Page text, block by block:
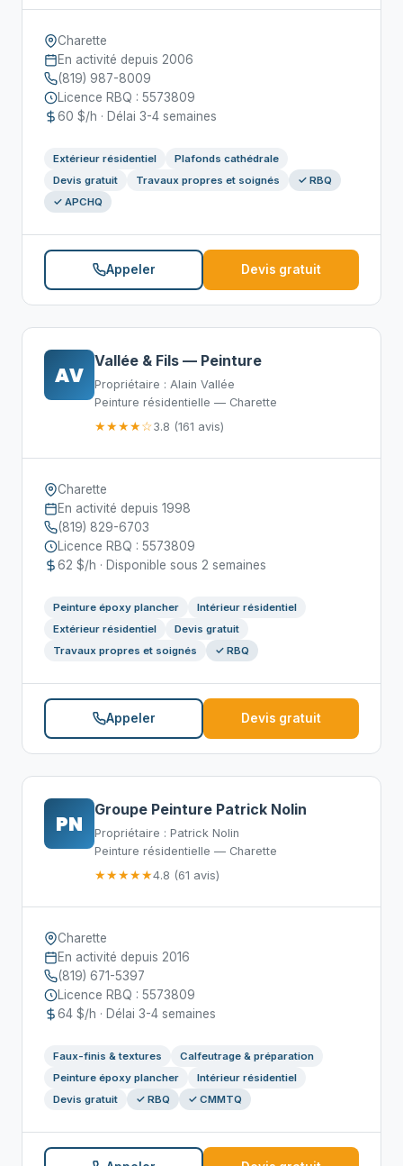
Charette
En activité depuis 2006
(819) 987-8009
Licence RBQ : 5573809
60 $/h · Délai 3-4 semaines
Extérieur résidentiel
Plafonds cathédrale
Devis gratuit
Travaux propres et soignés
✓ RBQ
✓ APCHQ
Appeler Devis gratuit
AV
Vallée & Fils — Peinture
Propriétaire : Alain Vallée
Peinture résidentielle — Charette
★★★★☆3.8 (161 avis)
Charette
En activité depuis 1998
(819) 829-6703
Licence RBQ : 5573809
62 $/h · Disponible sous 2 semaines
Peinture époxy plancher
Intérieur résidentiel
Extérieur résidentiel
Devis gratuit
Travaux propres et soignés
✓ RBQ
Appeler Devis gratuit
PN
Groupe Peinture Patrick Nolin
Propriétaire : Patrick Nolin
Peinture résidentielle — Charette
★★★★★4.8 (61 avis)
Charette
En activité depuis 2016
(819) 671-5397
Licence RBQ : 5573809
64 $/h · Délai 3-4 semaines
Faux-finis & textures
Calfeutrage & préparation
Peinture époxy plancher
Intérieur résidentiel
Devis gratuit
✓ RBQ ✓ CMMTQ